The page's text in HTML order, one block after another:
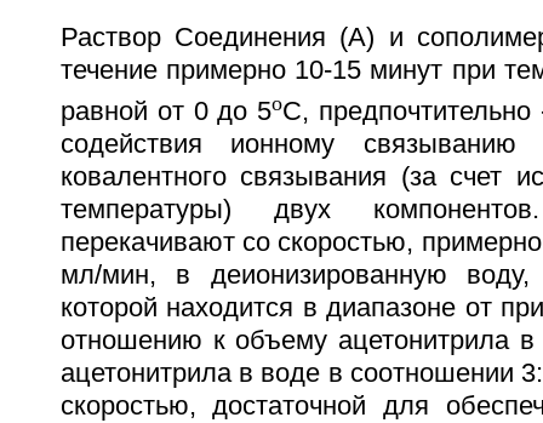
Раствор Соединения (А) и
течение примерно 10-15 минут при
равной от 0 до 5oС,
содействия ионному связыванию
ковалентного связывания (за счет
температуры) двух
перекачивают со скоростью,
мл/мин, в деионизированную
которой находится в диапазоне от
отношению к объему ацетонитрила в
ацетонитрила в воде в соотношении
скоростью, достаточной для